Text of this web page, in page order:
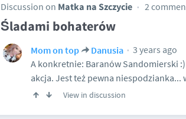
Discussion on Matka na Szczycie 2
Śladami bohaterów
Mom on top Danusia
3 years ago
A konkretnie: Baranów Sandomierski
akcja. Jest też pewna niespodzianka...
View in discussion